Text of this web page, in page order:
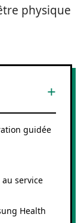
physique
guidée
service
Health